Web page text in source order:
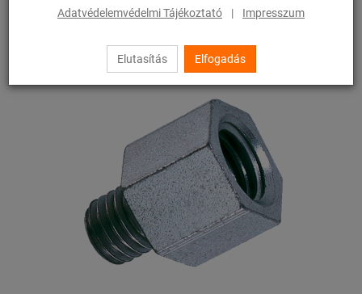
Adatvédelemvédelmi Tájékoztató | Impresszum
Elutasítás Elfogadás